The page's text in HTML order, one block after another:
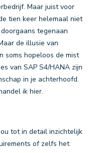
Maar juist voor
tien keer helemaal niet
tegenaan
de illusie van
soms hopeloos de mist
van SAP S4/HANA zijn
in je achterhoofd.
ik hier.
tot in detail inzichtelijk
of zelfs het